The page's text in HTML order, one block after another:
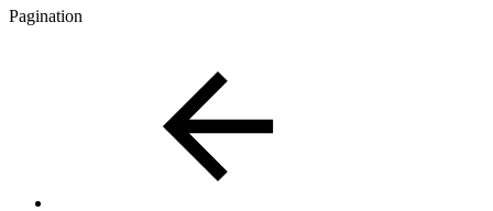
Pagination